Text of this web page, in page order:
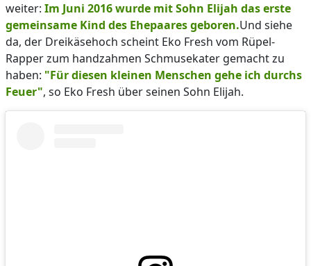
weiter: Im Juni 2016 wurde mit Sohn Elijah das erste
gemeinsame Kind des Ehepaares geboren.Und siehe
da, der Dreikäsehoch scheint Eko Fresh vom Rüpel-
Rapper zum handzahmen Schmusekater gemacht zu
haben: "Für diesen kleinen Menschen gehe ich durchs
Feuer", so Eko Fresh über seinen Sohn Elijah.